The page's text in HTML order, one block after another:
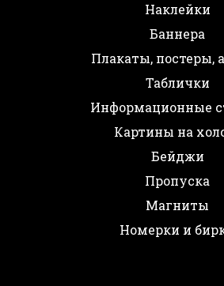
Наклейки
Баннера
Плакаты, постеры,
Таблички
Информационные
Картины на
Бейджи
Пропуска
Магниты
Номерки и